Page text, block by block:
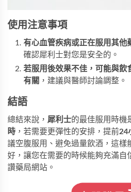
使用注意事項
有心血管疾病或正在服用其他
確認犀利士對您是安全的。
若服用後效果不佳，可能與飲
有關 ，建議與醫師討論調整。
結語
總結來說， 犀利士的最佳服用時機
時 ，若需要更彈性的安排，提前24
議空腹服用、避免過量飲酒，這樣
好，讓您在需要的時候能夠充滿自
讚藥局網站。